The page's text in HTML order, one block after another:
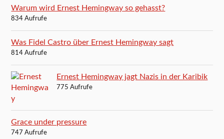
Warum wird Ernest Hemingway so gehasst?
834 Aufrufe
Was Fidel Castro über Ernest Hemingway sagt
814 Aufrufe
Ernest Hemingway jagt Nazis in der Karibik
775 Aufrufe
Grace under pressure
747 Aufrufe